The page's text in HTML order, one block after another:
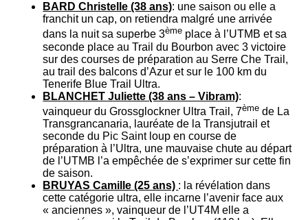
BARD Christelle (38 ans): une saison ou elle a
franchit un cap, on retiendra malgré une arrivée
dans la nuit sa superbe 3ème place à l’UTMB et sa
seconde place au Trail du Bourbon avec 3 victoire
sur des courses de préparation au Serre Che Trail,
au trail des balcons d’Azur et sur le 100 km du
Tenerife Blue Trail Ultra.
BLANCHET Juliette (38 ans – Vibram):
vainqueur du Grossglockner Ultra Trail, 7ème de La
Transgrancanaria, lauréate de la Transjutrail et
seconde du Pic Saint loup en course de
préparation à l’Ultra, une mauvaise chute au départ
de l’UTMB l’a empêchée de s’exprimer sur cette fin
de saison.
BRUYAS Camille (25 ans) : la révélation dans
cette catégorie ultra, elle incarne l’avenir face aux
« anciennes », vainqueur de l’UT4M elle a